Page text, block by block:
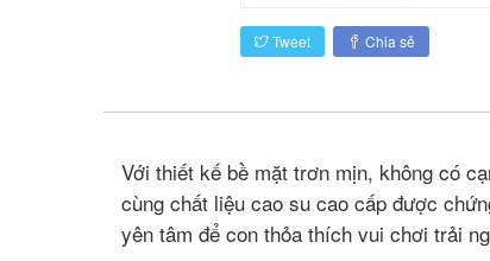
Tweet Chia sẻ
Với thiết kế bề mặt trơn mịn, không có
cùng chất liệu cao su cao cấp được
yên tâm để con thỏa thích vui chơi trải